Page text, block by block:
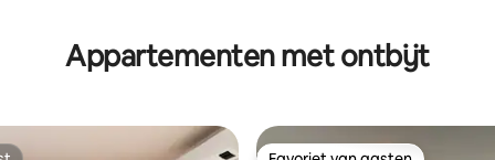
Appartementen met ontbijt